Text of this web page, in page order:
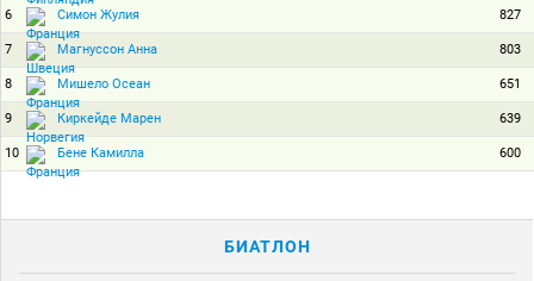
6 Симон Жулия 827
7 Магнуссон Анна 803
8 Мишело Осеан 651
9 Киркейде Марен 639
10 Бене Камилла 600
БИАТЛОН